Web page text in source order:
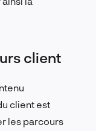
client
client est
les parcours